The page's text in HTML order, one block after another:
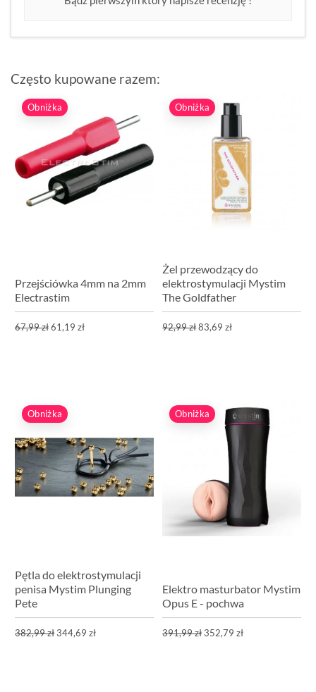
Często kupowane razem:
Obniżka
Przejściówka 4mm na 2mm
Electrastim
67,99 zł61,19 zł
Obniżka
Żel przewodzący do
elektrostymulacji Mystim
The Goldfather
92,99 zł83,69 zł
Obniżka
Pętla do elektrostymulacji
penisa Mystim Plunging
Pete
382,99 zł344,69 zł
Obniżka
Elektro masturbator Mystim
Opus E - pochwa
391,99 zł352,79 zł